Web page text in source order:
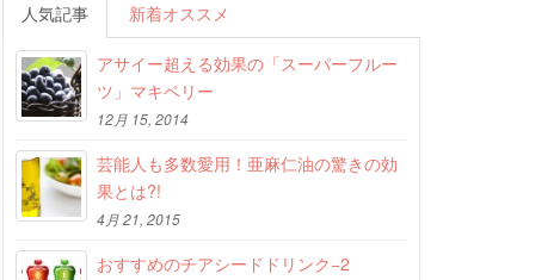
人気記事 新着オススメ
アサイー超える効果の「スーパーフルー
ツ」マキベリー
12月 15, 2014
芸能人も多数愛用！亜麻仁油の驚きの効
果とは?!
4月 21, 2015
おすすめのチアシードドリンク−2